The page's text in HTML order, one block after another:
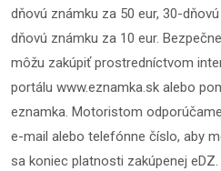
dňovú známku za 50 eur, 30-
dňovú známku za 10 eur.
môžu zakúpiť prostredníctvom
portálu www.eznamka.sk alebo
eznamka. Motoristom
e-mail alebo telefónne číslo, aby
sa koniec platnosti zakúpenej eDZ.